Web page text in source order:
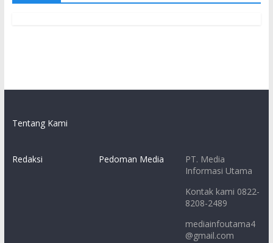
Tentang Kami
Redaksi Pedoman Media
PT. Media
Informasi Utama
Kontak kami 0822-
8208-2489
mediainfoutama4
@gmail.com